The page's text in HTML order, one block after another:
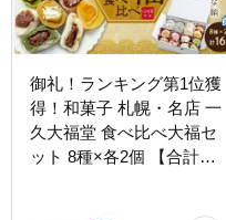
御礼！ランキング第1位獲
得！和菓子 札幌・名店 一
久大福堂 食べ比べ大福セ
ット 8種×各2個 【合計16